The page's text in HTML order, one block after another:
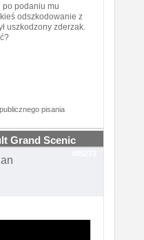
po podaniu mu
odszkodowanie z
uszkodzony zderzak.
pisania
Grand Scenic